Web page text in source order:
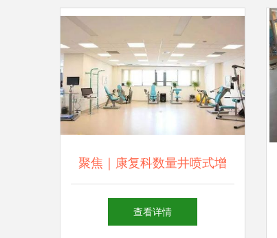
聚焦｜康复科数量井喷式增
长，康复医疗器械迎来发展良
查看详情